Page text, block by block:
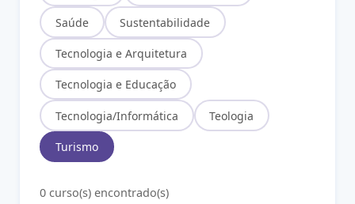
Saúde Sustentabilidade
Tecnologia e Arquitetura
Tecnologia e Educação
Tecnologia/Informática Teologia
Turismo
0 curso(s) encontrado(s)